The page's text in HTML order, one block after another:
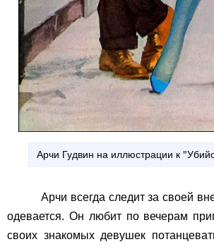
Арчи Гудвин на иллюстрации к
Арчи всегда следит за своей
одевается. Он любит по вечерам
своих знакомых девушек